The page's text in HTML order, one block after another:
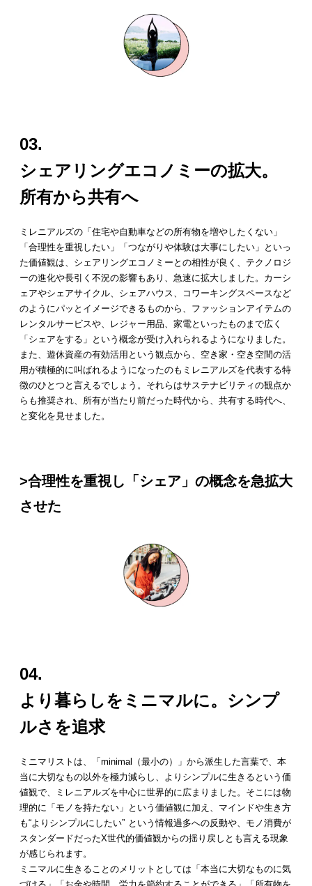
03.
シェアリングエコノミーの拡大。
所有から共有へ
ミレニアルズの「住宅や自動車などの所有物を増やしたくない」
「合理性を重視したい」「つながりや体験は大事にしたい」といっ
た価値観は、シェアリングエコノミーとの相性が良く、テクノロジ
ーの進化や長引く不況の影響もあり、急速に拡大しました。カーシ
ェアやシェアサイクル、シェアハウス、コワーキングスペースなど
のようにパッとイメージできるものから、ファッションアイテムの
レンタルサービスや、レジャー用品、家電といったものまで広く
「シェアをする」という概念が受け入れられるようになりました。
また、遊休資産の有効活用という観点から、空き家・空き空間の活
用が積極的に叫ばれるようになったのもミレニアルズを代表する特
徴のひとつと言えるでしょう。それらはサステナビリティの観点か
らも推奨され、所有が当たり前だった時代から、共有する時代へ、
と変化を見せました。
>合理性を重視し「シェア」の概念を急拡大
させた
04.
より暮らしをミニマルに。シンプ
ルさを追求
ミニマリストは、「minimal（最小の）」から派生した言葉で、本
当に大切なもの以外を極力減らし、よりシンプルに生きるという価
値観で、ミレニアルズを中心に世界的に広まりました。そこには物
理的に「モノを持たない」という価値観に加え、マインドや生き方
も“よりシンプルにしたい” という情報過多への反動や、モノ消費が
スタンダードだったX世代的価値観からの揺り戻しとも言える現象
が感じられます。
ミニマルに生きることのメリットとしては「本当に大切なものに気